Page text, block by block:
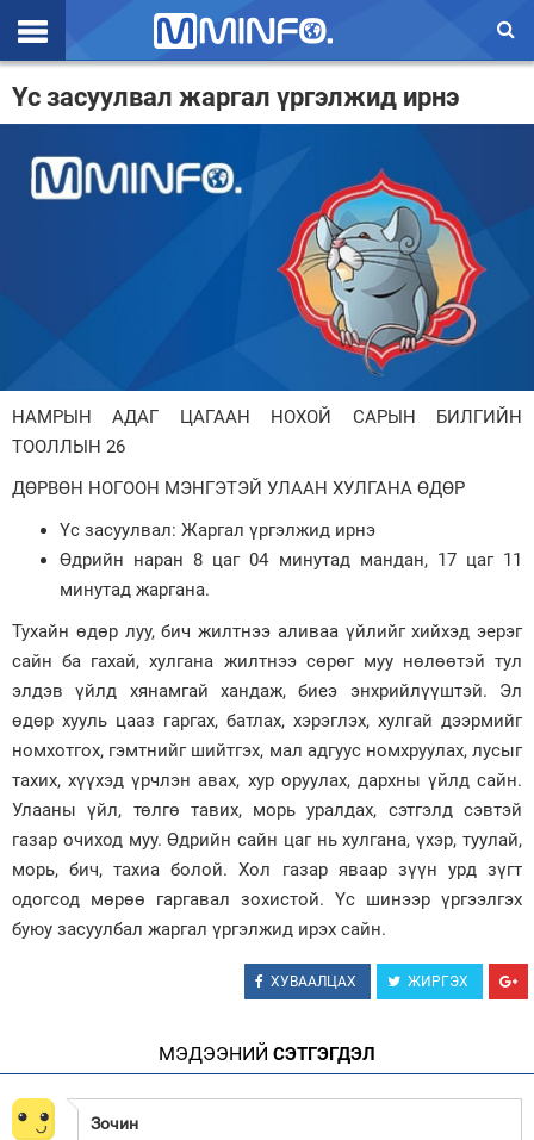
Эхлэл
Валют ханш
Нийгэм
Энтертайнмэнт
Зурхай
Үс засуулвал жаргал үргэлжид ирнэ
НАМРЫН АДАГ ЦАГААН НОХОЙ САРЫН БИЛГИЙН
ТООЛЛЫН 26
ДӨРВӨН НОГООН МЭНГЭТЭЙ УЛААН ХУЛГАНА ӨДӨР
Үс засуулвал: Жаргал үргэлжид ирнэ
Өдрийн наран 8 цаг 04 минутад мандан, 17 цаг 11
минутад жаргана.
Тухайн өдөр луу, бич жилтнээ аливаа үйлийг хийхэд эерэг
сайн ба гахай, хулгана жилтнээ сөрөг муу нөлөөтэй тул
элдэв үйлд хянамгай хандаж, биеэ энхрийлүүштэй. Эл
өдөр хууль цааз гаргах, батлах, хэрэглэх, хулгай дээрмийг
номхотгох, гэмтнийг шийтгэх, мал адгуус номхруулах, лусыг
тахих, хүүхэд үрчлэн авах, хур оруулах, дархны үйлд сайн.
Улааны үйл, төлгө тавих, морь уралдах, сэтгэлд сэвтэй
газар очиход муу. Өдрийн сайн цаг нь хулгана, үхэр, туулай,
морь, бич, тахиа болой. Хол газар яваар зүүн урд зүгт
одогсод мөрөө гаргавал зохистой. Үс шинээр үргээлгэх
буюу засуулбал жаргал үргэлжид ирэх сайн.
ХУВААЛЦАХ ЖИРГЭХ
МЭДЭЭНИЙ СЭТГЭГДЭЛ